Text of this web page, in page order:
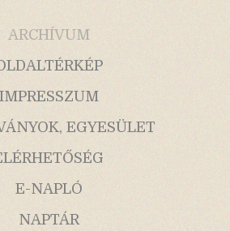
ARCHÍVUM
IMPRESSZUM
EGYESÜLET
E-NAPLÓ
NAPTÁR